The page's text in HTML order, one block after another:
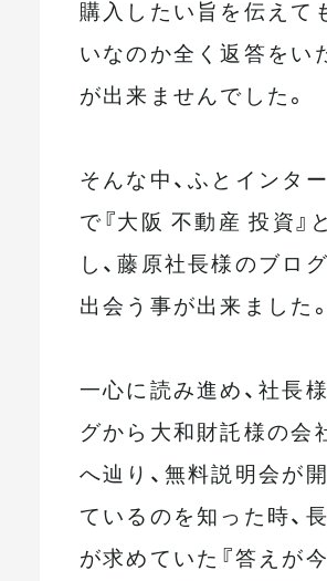
購入したい旨を伝えて
いなのか全く返答をい
が出来ませんでした。
そんな中、ふとインタ
で『大阪 不動産 投資』
し、藤原社長様のブロ
出会う事が出来ました。
一心に読み進め、社長
グから大和財託様の会
へ辿り、無料説明会が
ているのを知った時、
が求めていた『答えが